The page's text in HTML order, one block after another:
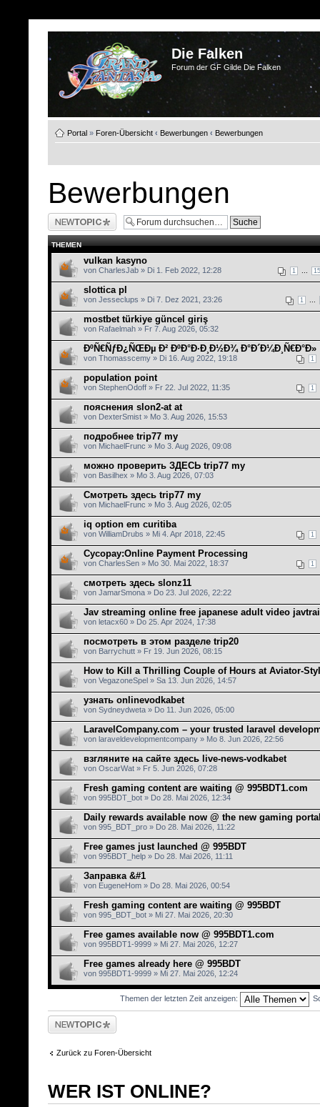
Die Falken
Forum der GF Gilde Die Falken
Portal » Foren-Übersicht ‹ Bewerbungen ‹ Bewerbungen
Bewerbungen
Neues Thema
erstellen
THEMEN
vulkan kasyno
1
von CharlesJab » Di 1. Feb 2022, 12:28
slottica pl
1
von Jesseclups » Di 7. Dez 2021, 23:26
mostbet türkiye güncel giriş
von Rafaelmah » Fr 7. Aug 2026, 05:32
ÐºÑ€ÑƒÐ¿ÑŒÐµ Ð² ÐºÐ°Ð·Ð¸Ð½Ð¾ Ð°Ð´Ð¼Ð¸Ñ€Ð°Ð»
1
von Thomasscemy » Di 16. Aug 2022, 19:18
population point
1
von StephenOdoff » Fr 22. Jul 2022, 11:35
пояснения slon2-at at
von DexterSmist » Mo 3. Aug 2026, 15:53
подробнее trip77 my
von MichaelFrunc » Mo 3. Aug 2026, 09:08
можно проверить ЗДЕСЬ trip77 my
von Basilhex » Mo 3. Aug 2026, 07:03
Смотреть здесь trip77 my
von MichaelFrunc » Mo 3. Aug 2026, 02:05
iq option em curitiba
1
von WilliamDrubs » Mi 4. Apr 2018, 22:45
Cycopay:Online Payment Processing
1
von CharlesSen » Mo 30. Mai 2022, 18:37
смотреть здесь slonz11
von JamarSmona » Do 23. Jul 2026, 22:22
Jav streaming online free japanese adult video
von letacx60 » Do 25. Apr 2024, 17:38
посмотреть в этом разделе trip20
von Barrychutt » Fr 19. Jun 2026, 08:15
How to Kill a Thrilling Couple of Hours at Aviator-
von VegazoneSpel » Sa 13. Jun 2026, 14:57
узнать onlinevodkabet
von Sydneydweta » Do 11. Jun 2026, 05:00
LaravelCompany.com – your trusted laravel
von laraveldevelopmentcompany » Mo 8. Jun 2026, 22:56
взгляните на сайте здесь live-news-vodkabet
von OscarWat » Fr 5. Jun 2026, 07:28
Fresh gaming content are waiting @ 995BDT1.com
von 995BDT_bot » Do 28. Mai 2026, 12:34
Daily rewards available now @ the new gaming
von 995_BDT_pro » Do 28. Mai 2026, 11:22
Free games just launched @ 995BDT
von 995BDT_help » Do 28. Mai 2026, 11:11
Заправка &#1
von EugeneHom » Do 28. Mai 2026, 00:54
Fresh gaming content are waiting @ 995BDT
von 995_BDT_bot » Mi 27. Mai 2026, 20:30
Free games available now @ 995BDT1.com
von 995BDT1-9999 » Mi 27. Mai 2026, 12:27
Free games already here @ 995BDT
von 995BDT1-9999 » Mi 27. Mai 2026, 12:24
Themen der letzten Zeit anzeigen:
Neues Thema
erstellen
Zurück zu Foren-Übersicht
WER IST ONLINE?